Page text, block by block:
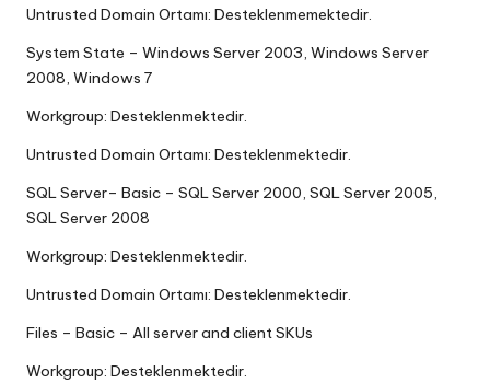
Untrusted Domain Ortamı: Desteklenmemektedir.
System State – Windows Server 2003, Windows Server
2008, Windows 7
Workgroup: Desteklenmektedir.
Untrusted Domain Ortamı: Desteklenmektedir.
SQL Server– Basic – SQL Server 2000, SQL Server 2005,
SQL Server 2008
Workgroup: Desteklenmektedir.
Untrusted Domain Ortamı: Desteklenmektedir.
Files – Basic – All server and client SKUs
Workgroup: Desteklenmektedir.